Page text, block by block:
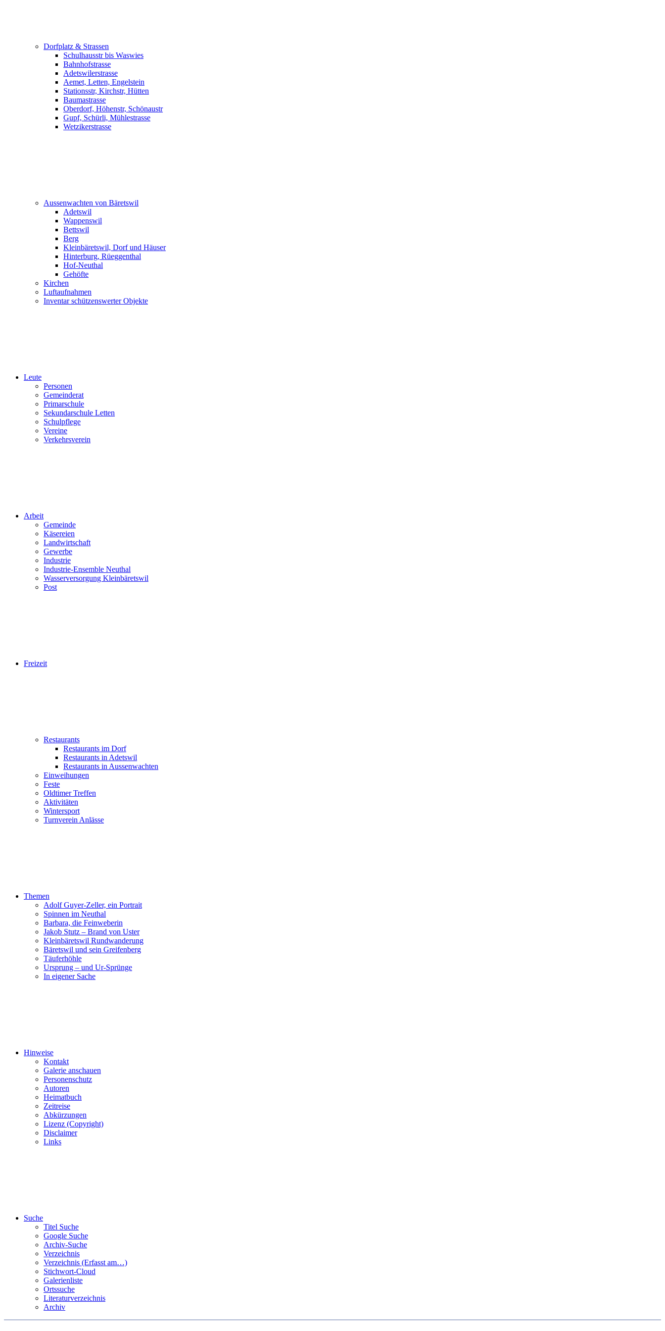
Dorfplatz & Strassen
Schulhausstr bis Waswies
Bahnhofstrasse
Adetswilerstrasse
Aemet, Letten, Engelstein
Stationsstr, Kirchstr, Hütten
Baumastrasse
Oberdorf, Höhenstr, Schönaustr
Gupf, Schürli, Mühlestrasse
Wetzikerstrasse
Aussenwachten von Bäretswil
Adetswil
Wappenswil
Bettswil
Berg
Kleinbäretswil, Dorf und Häuser
Hinterburg, Rüeggenthal
Hof-Neuthal
Gehöfte
Kirchen
Luftaufnahmen
Inventar schützenswerter Objekte
Leute
Personen
Gemeinderat
Primarschule
Sekundarschule Letten
Schulpflege
Vereine
Verkehrsverein
Arbeit
Gemeinde
Käsereien
Landwirtschaft
Gewerbe
Industrie
Industrie-Ensemble Neuthal
Wasserversorgung Kleinbäretswil
Post
Freizeit
Restaurants
Restaurants im Dorf
Restaurants in Adetswil
Restaurants in Aussenwachten
Einweihungen
Feste
Oldtimer Treffen
Aktivitäten
Wintersport
Turnverein Anlässe
Themen
Adolf Guyer-Zeller, ein Portrait
Spinnen im Neuthal
Barbara, die Feinweberin
Jakob Stutz – Brand von Uster
Kleinbäretswil Rundwanderung
Bäretswil und sein Greifenberg
Täuferhöhle
Ursprung – und Ur-Sprünge
In eigener Sache
Hinweise
Kontakt
Galerie anschauen
Personenschutz
Autoren
Heimatbuch
Zeitreise
Abkürzungen
Lizenz (Copyright)
Disclaimer
Links
Suche
Titel Suche
Google Suche
Archiv-Suche
Verzeichnis
Verzeichnis (Erfasst am…)
Stichwort-Cloud
Galerienliste
Ortssuche
Literaturverzeichnis
Archiv